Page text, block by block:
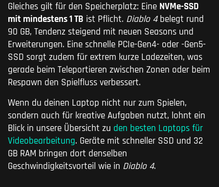
Gleiches gilt für den Speicherplatz: Eine NVMe-SSD
mit mindestens 1 TB ist Pflicht. Diablo 4belegt rund
90 GB, Tendenz steigend mit neuen Seasons und
Erweiterungen. Eine schnelle PCIe-Gen4- oder -Gen5-
SSD sorgt zudem für extrem kurze Ladezeiten, was
gerade beim Teleportieren zwischen Zonen oder beim
Respawn den Spielfluss verbessert.
Wenn du deinen Laptop nicht nur zum Spielen,
sondern auch für kreative Aufgaben nutzt, lohnt ein
Blick in unsere Übersicht zu den besten Laptops für
Videobearbeitung. Geräte mit schneller SSD und 32
GB RAM bringen dort denselben
Geschwindigkeitsvorteil wie in Diablo 4.